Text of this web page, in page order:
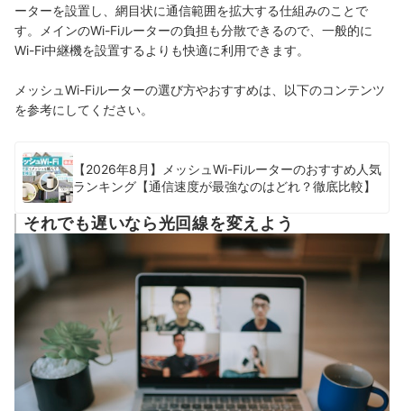
ーターを設置し、網目状に通信範囲を拡大する仕組みのことで
す。メインのWi-Fiルーターの負担も分散できるので、一般的に
Wi-Fi中継機を設置するよりも快適に利用できます。
メッシュWi-Fiルーターの選び方やおすすめは、以下のコンテンツ
を参考にしてください。
【2026年8月】メッシュWi-Fiルーターのおすすめ人気
ランキング【通信速度が最強なのはどれ？徹底比較】
それでも遅いなら光回線を変えよう